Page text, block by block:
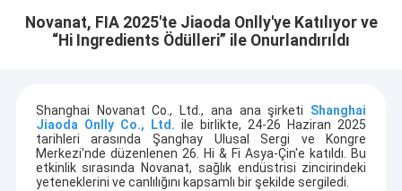
Novanat, FIA 2025'te Jiaoda Onlly'ye Katılıyor ve
“Hi Ingredients Ödülleri” ile Onurlandırıldı
Shanghai Novanat Co., Ltd., ana ana şirketi Shanghai
Jiaoda Onlly Co., Ltd. ile birlikte, 24-26 Haziran 2025
tarihleri arasında Şanghay Ulusal Sergi ve Kongre
Merkezi'nde düzenlenen 26. Hi & Fi Asya-Çin'e katıldı. Bu
etkinlik sırasında Novanat, sağlık endüstrisi zincirindeki
yeteneklerini ve canlılığını kapsamlı bir şekilde sergiledi.